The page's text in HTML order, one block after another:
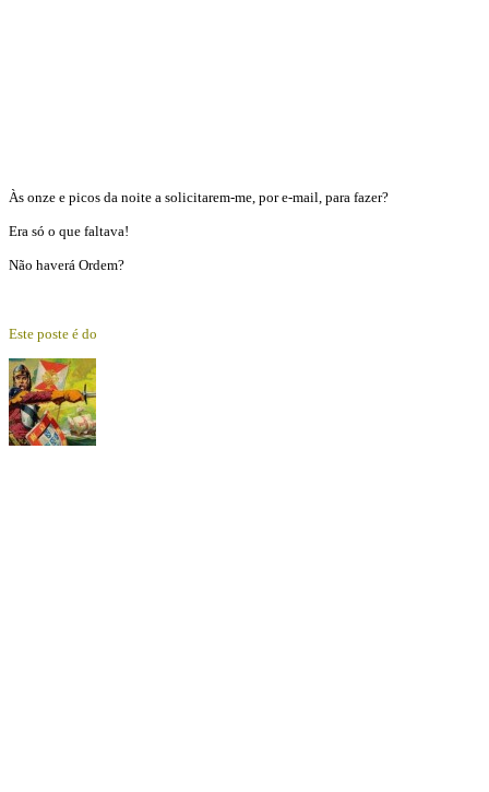
Às onze e picos da noite a solicitarem-me, por e-mail, para fazer?
Era só o que faltava!
Não haverá Ordem?
Este poste é do